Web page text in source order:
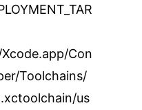
Con
Toolchains/
us